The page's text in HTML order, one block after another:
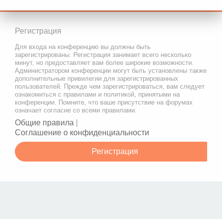
Регистрация
Для входа на конференцию вы должны быть
зарегистрированы. Регистрация занимает всего несколько
минут, но предоставляет вам более широкие возможности.
Администратором конференции могут быть установлены также
дополнительные привилегии для зарегистрированных
пользователей. Прежде чем зарегистрироваться, вам следует
ознакомиться с правилами и политикой, принятыми на
конференции. Помните, что ваше присутствие на форумах
означает согласие со всеми правилами.
Общие правила
Соглашение о конфиденциальности
Регистрация